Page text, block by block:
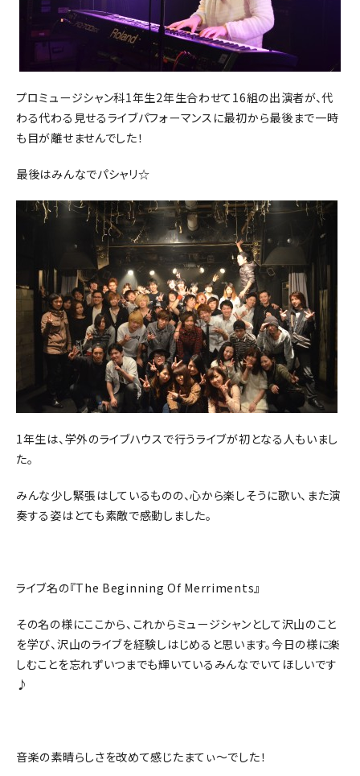
プロミュージシャン科1年生2年生合わせて16組の出演者が、代
わる代わる見せるライブパフォーマンスに最初から最後まで一時
も目が離せませんでした！
最後はみんなでパシャリ☆
1年生は、学外のライブハウスで行うライブが初となる人もいまし
た。
みんな少し緊張はしているものの、心から楽しそうに歌い、また演
奏する姿はとても素敵で感動しました。
ライブ名の『The Beginning Of Merriments』
その名の様にここから、これからミュージシャンとして沢山のこと
を学び、沢山のライブを経験しはじめると思います。今日の様に楽
しむことを忘れずいつまでも輝いているみんなでいてほしいです
♪
音楽の素晴らしさを改めて感じたまてぃ～でした！